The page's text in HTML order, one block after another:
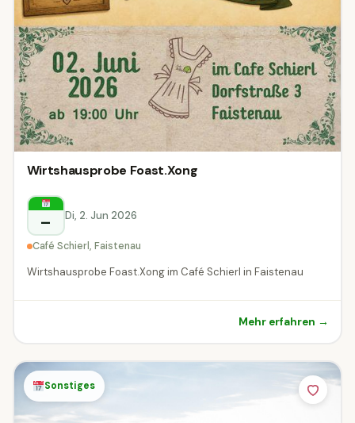
Wirtshausprobe Foast.Xong
– Di, 2. Jun 2026
Café Schierl, Faistenau
Wirtshausprobe Foast.Xong im Café Schierl in Faistenau
Mehr erfahren →
Sonstiges